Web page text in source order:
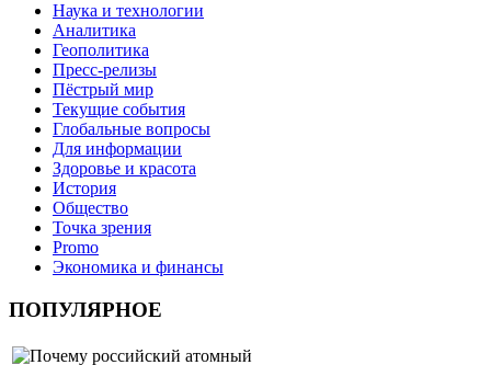
Наука и технологии
Аналитика
Геополитика
Пресс-релизы
Пёстрый мир
Текущие события
Глобальные вопросы
Для информации
Здоровье и красота
История
Общество
Точка зрения
Promo
Экономика и финансы
ПОПУЛЯРНОЕ